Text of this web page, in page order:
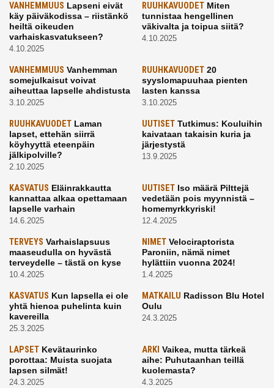
VANHEMMUUS Lapseni eivät
käy päiväkodissa – riistänkö
heiltä oikeuden
varhaiskasvatukseen?
4.10.2025
RUUHKAVUODETMiten
tunnistaa hengellinen
väkivalta ja toipua siitä?
4.10.2025
VANHEMMUUS Vanhemman
somejulkaisut voivat
aiheuttaa lapselle ahdistusta
3.10.2025
RUUHKAVUODET20
syyslomapuuhaa pienten
lasten kanssa
3.10.2025
RUUHKAVUODET Laman
lapset, ettehän siirrä
köyhyyttä eteenpäin
jälkipolville?
2.10.2025
UUTISETTutkimus: Kouluihin
kaivataan takaisin kuria ja
järjestystä
13.9.2025
KASVATUS Eläinrakkautta
kannattaa alkaa opettamaan
lapselle varhain
14.6.2025
UUTISETIso määrä Pilttejä
vedetään pois myynnistä –
homemyrkkyriski!
12.4.2025
TERVEYS Varhaislapsuus
maaseudulla on hyvästä
terveydelle – tästä on kyse
10.4.2025
NIMETVelociraptorista
Paroniin, nämä nimet
hylättiin vuonna 2024!
1.4.2025
KASVATUS Kun lapsella ei ole
yhtä hienoa puhelinta kuin
kavereilla
25.3.2025
MATKAILU Radisson Blu Hotel
Oulu
24.3.2025
LAPSET Kevätaurinko
porottaa: Muista suojata
lapsen silmät!
24.3.2025
ARKI Vaikea, mutta tärkeä
aihe: Puhutaanhan teillä
kuolemasta?
4.3.2025